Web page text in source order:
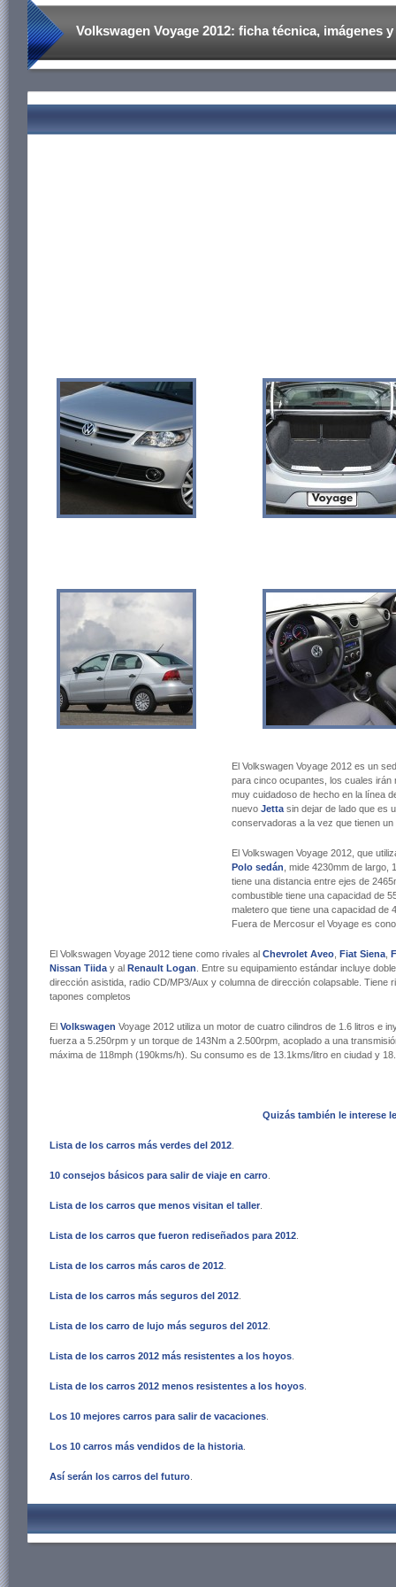
Volkswagen Voyage 2012: ficha técnica, imágenes
El Volkswagen Voyage 2012 es un
para cinco ocupantes, los cuales irán
muy cuidadoso de hecho en la línea
nuevo Jetta sin dejar de lado que es
conservadoras a la vez que tienen
El Volkswagen Voyage 2012, que
Polo sedán , mide 4230mm de
tiene una distancia entre ejes de
combustible tiene una capacidad de
maletero que tiene una capacidad de
Fuera de Mercosur el Voyage es
El Volkswagen Voyage 2012 tiene como rivales al Chevrolet Aveo Fiat Siena
Nissan Tiida y al Renault Logan . Entre su equipamiento estándar incluye
dirección asistida, radio CD/MP3/Aux y columna de dirección colapsable. Tiene
tapones completos
El Volkswagen Voyage 2012 utiliza un motor de cuatro cilindros de 1.6 litros e
fuerza a 5.250rpm y un torque de 143Nm a 2.500rpm, acoplado a una
máxima de 118mph (190kms/h). Su consumo es de 13.1kms/litro en ciudad y
Quizás también le interese
Lista de los carros más verdes del 2012
10 consejos básicos para salir de viaje en carro
Lista de los carros que menos visitan el taller
Lista de los carros que fueron rediseñados para 2012
Lista de los carros más caros de 2012
Lista de los carros más seguros del 2012
Lista de los carro de lujo más seguros del 2012
Lista de los carros 2012 más resistentes a los hoyos
Lista de los carros 2012 menos resistentes a los hoyos
Los 10 mejores carros para salir de vacaciones
Los 10 carros más vendidos de la historia
Así serán los carros del futuro